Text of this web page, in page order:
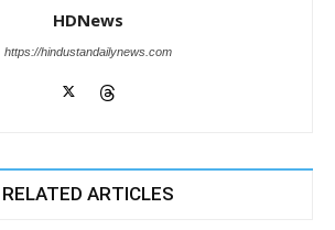
HDNews
https://hindustandailynews.com
RELATED ARTICLES